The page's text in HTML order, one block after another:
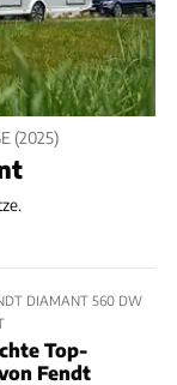
(2025)
DIAMANT 560 DW
Top-
Fendt